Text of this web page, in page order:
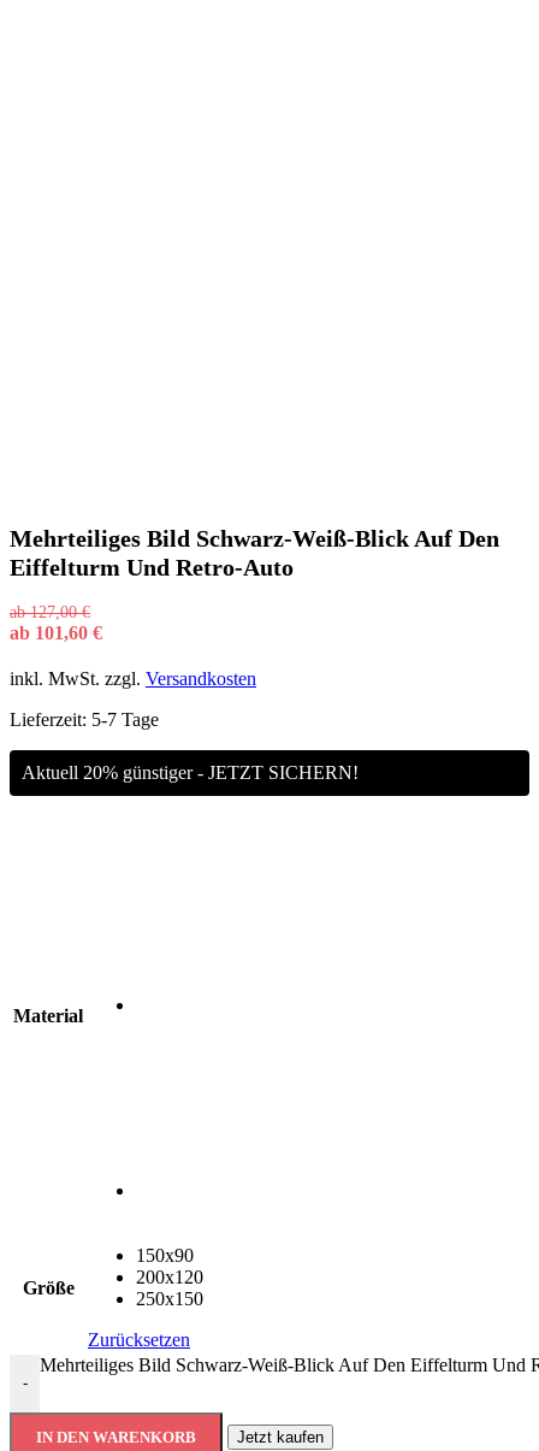
Mehrteiliges Bild Schwarz-Weiß-Blick Auf Den
Eiffelturm Und Retro-Auto
ab127,00€
ab 101,60 €
inkl. MwSt. zzgl. Versandkosten
Lieferzeit: 5-7 Tage
Aktuell 20% günstiger - JETZT SICHERN!
Material
Größe
150x90
200x120
250x150
Zurücksetzen
-
Mehrteiliges Bild Schwarz-Weiß-Blick Auf Den Eiffelturm Und
IN DEN WARENKORB Jetzt kaufen